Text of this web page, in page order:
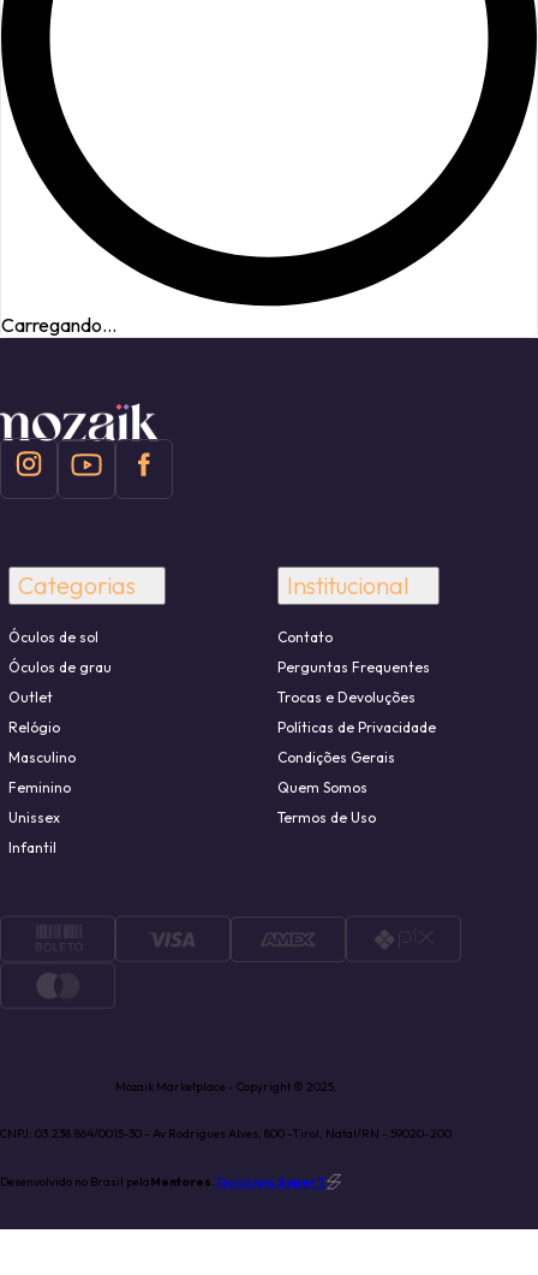
Carregando...
Categorias
Óculos de sol
Óculos de grau
Outlet
Relógio
Masculino
Feminino
Unissex
Infantil
Institucional
Contato
Perguntas Frequentes
Trocas e Devoluções
Políticas de Privacidade
Condições Gerais
Quem Somos
Termos de Uso
Mozaik Marketplace - Copyright © 2025.
CNPJ: 03.238.864/0015-30 - Av Rodrigues Alves, 800 -Tirol, Natal/RN - 59020-200
Desenvolvido no Brasil pelaMentores.Tecnologia Super 1.